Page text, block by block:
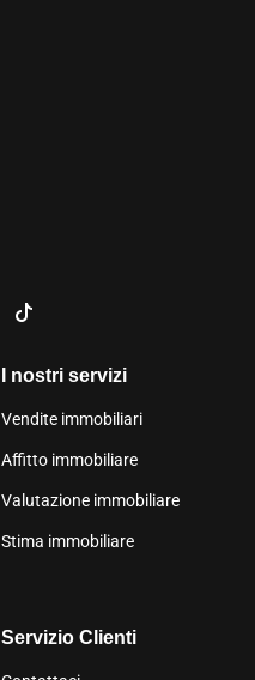
I nostri servizi
Vendite immobiliari
Affitto immobiliare
Valutazione immobiliare
Stima immobiliare
Servizio Clienti